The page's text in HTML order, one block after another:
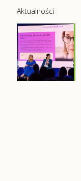
Aktualności